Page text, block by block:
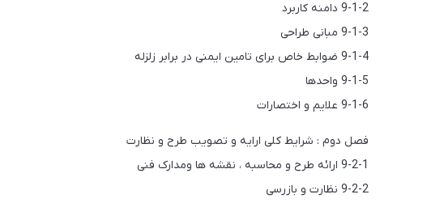
9-1-2 دامنه کاربرد
9-1-3 مبانی طراحی
9-1-4 ضوابط خاص برای تامین ایمنی در برابر زلزله
9-1-5 واحدها
9-1-6 علایم و اختصارات
فصل دوم : شرایط کلی ارايه و تصویب طرح و نظارت
9-2-1 ارائه طرح و محاسبه ، نقشه ها ومدارک فنی
9-2-2 نظارت و بازرسی